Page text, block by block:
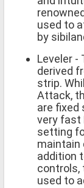
used to
by
Leveler -
derived
strip.
Attack,
are fixed
very fast
setting
maintain
addition
controls,
used to